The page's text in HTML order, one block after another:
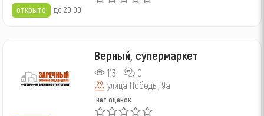
открыто до 20:00
Верный, супермаркет
113
0
улица Победы, 9а
нет оценок